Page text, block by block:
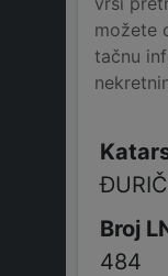
možete
tačnu
484